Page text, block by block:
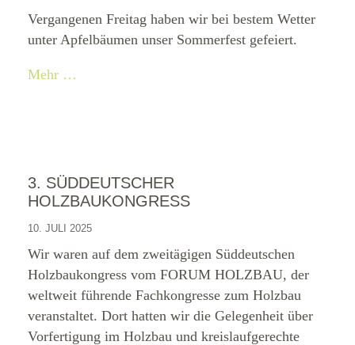
Vergangenen Freitag haben wir bei bestem Wetter
unter Apfelbäumen unser Sommerfest gefeiert.
Mehr …
3. SÜDDEUTSCHER
HOLZBAUKONGRESS
10. JULI 2025
Wir waren auf dem zweitägigen Süddeutschen
Holzbaukongress vom FORUM HOLZBAU, der
weltweit führende Fachkongresse zum Holzbau
veranstaltet. Dort hatten wir die Gelegenheit über
Vorfertigung im Holzbau und kreislaufgerechte